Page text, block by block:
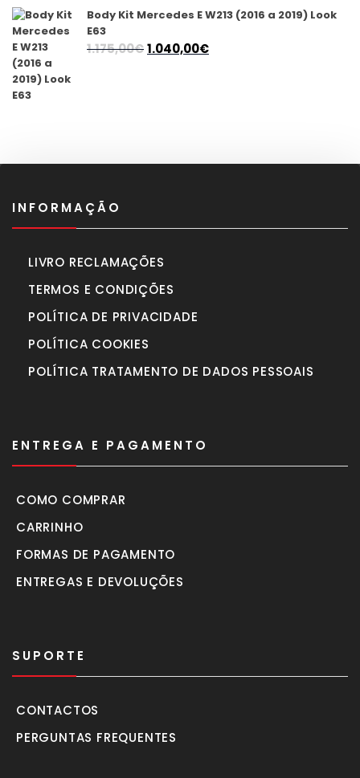
era:
é:
Body Kit Mercedes E W213 (2016 a 2019) Look
E63
1.175,00€O
1.040,00€O
INFORMAÇÃO
LIVRO RECLAMAÇÕES
TERMOS E CONDIÇÕES
POLÍTICA DE PRIVACIDADE
POLÍTICA COOKIES
POLÍTICA TRATAMENTO DE DADOS PESSOAIS
ENTREGA E PAGAMENTO
COMO COMPRAR
CARRINHO
FORMAS DE PAGAMENTO
ENTREGAS E DEVOLUÇÕES
SUPORTE
CONTACTOS
PERGUNTAS FREQUENTES